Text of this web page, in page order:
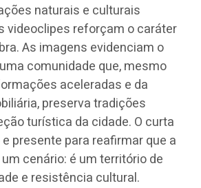
naturais e culturais
videoclipes reforçam o caráter
As imagens evidenciam o
comunidade que, mesmo
aceleradas e da
preserva tradições
turística da cidade. O curta
presente para reafirmar que a
cenário: é um território de
e resistência cultural.